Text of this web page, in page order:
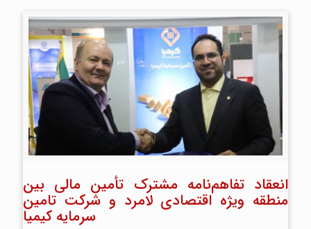
انعقاد تفاهم‌نامه مشترک تأمین مالی بین
منطقه ویژه اقتصادی لامرد و شرکت تامین
سرمایه کیمیا